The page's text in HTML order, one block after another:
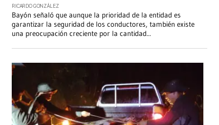
RICARDO GONZÁLEZ
Bayón señaló que aunque la prioridad de la entidad es
garantizar la seguridad de los conductores, también existe
una preocupación creciente por la cantidad...